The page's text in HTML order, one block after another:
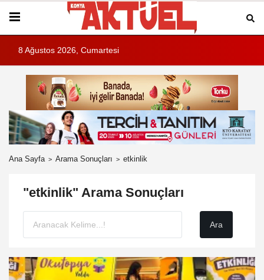
8 Ağustos 2026, Cumartesi
Ana Sayfa Arama Sonuçları etkinlik
"etkinlik" Arama Sonuçları